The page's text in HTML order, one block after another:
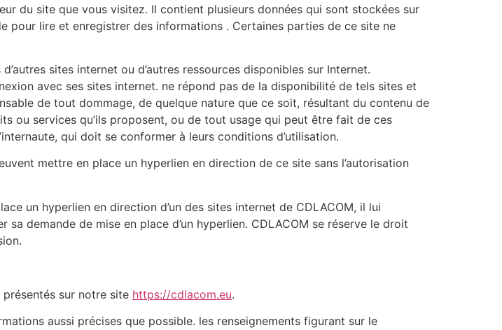
du site que vous visitez. Il contient plusieurs données qui sont stockées sur
pour lire et enregistrer des informations . Certaines parties de ce site ne
sites internet ou d’autres ressources disponibles sur Internet.
avec ses sites internet. ne répond pas de la disponibilité de tels sites et
de tout dommage, de quelque nature que ce soit, résultant du contenu de
ou services qu’ils proposent, ou de tout usage qui peut être fait de ces
qui doit se conformer à leurs conditions d’utilisation.
mettre en place un hyperlien en direction de ce site sans l’autorisation
un hyperlien en direction d’un des sites internet de CDLACOM, il lui
demande de mise en place d’un hyperlien. CDLACOM se réserve le droit
sur notre site https://cdlacom.eu.
aussi précises que possible. les renseignements figurant sur le